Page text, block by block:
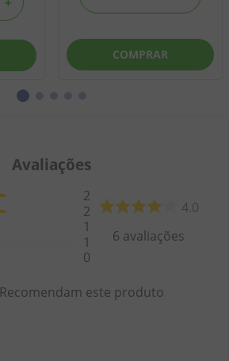
COMPRAR
Avaliações
2
2
1
1
0
4.0
6 avaliações
Recomendam este produto